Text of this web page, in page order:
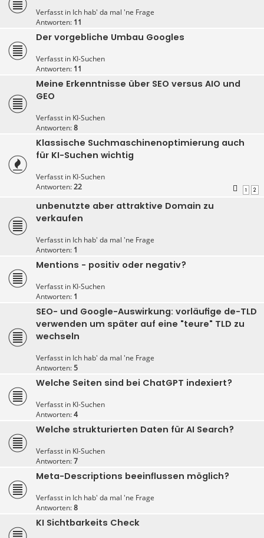
Verfasst in Ich hab' da mal 'ne Frage
Antworten: 11
Der vorgebliche Umbau Googles
Verfasst in KI-Suchen
Antworten: 11
Meine Erkenntnisse über SEO versus AIO und
GEO
Verfasst in KI-Suchen
Antworten:8
Klassische Suchmaschinenoptimierung auch
für KI-Suchen wichtig
Verfasst in KI-Suchen
Antworten:22 1 2
unbenutzte aber attraktive Domain zu
verkaufen
Verfasst in Ich hab' da mal 'ne Frage
Antworten: 1
Mentions - positiv oder negativ?
Verfasst in KI-Suchen
Antworten: 1
SEO- und Google-Auswirkung: vorläufige de-TLD
verwenden um später auf eine "teure" TLD zu
wechseln
Verfasst in Ich hab' da mal 'ne Frage
Antworten:5
Welche Seiten sind bei ChatGPT indexiert?
Verfasst in KI-Suchen
Antworten:4
Welche strukturierten Daten für AI Search?
Verfasst in KI-Suchen
Antworten:7
Meta-Descriptions beeinflussen möglich?
Verfasst in Ich hab' da mal 'ne Frage
Antworten:8
KI Sichtbarkeits Check